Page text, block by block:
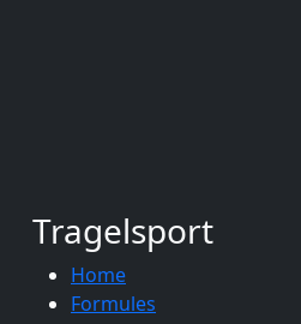
Tragelsport
Home
Formules